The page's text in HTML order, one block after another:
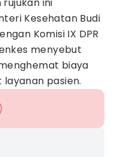
Kesehatan Budi
Komisi IX DPR
menyebut
biaya
pasien.